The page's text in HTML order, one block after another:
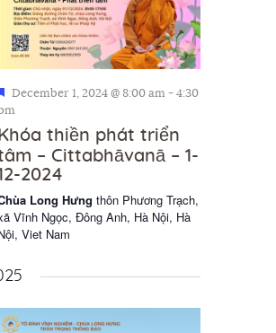
F
e
a
t
u
r
e
d
December 1, 2024 @ 8:00 am - 4:30
thiền phát triển
– Cittabhāvanā – 1-
2024
Long Hưng thôn Phương Trạch,
Vĩnh Ngọc, Đông Anh, Hà Nội, Hà
Viet Nam